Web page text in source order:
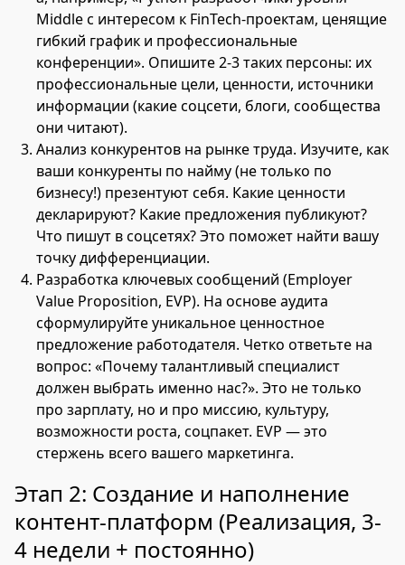
Middle с интересом к FinTech-проектам, ценящие
гибкий график и профессиональные
конференции». Опишите 2-3 таких персоны: их
профессиональные цели, ценности, источники
информации (какие соцсети, блоги, сообщества
они читают).
Анализ конкурентов на рынке труда. Изучите, как
ваши конкуренты по найму (не только по
бизнесу!) презентуют себя. Какие ценности
декларируют? Какие предложения публикуют?
Что пишут в соцсетях? Это поможет найти вашу
точку дифференциации.
Разработка ключевых сообщений (Employer
Value Proposition, EVP). На основе аудита
сформулируйте уникальное ценностное
предложение работодателя. Четко ответьте на
вопрос: «Почему талантливый специалист
должен выбрать именно нас?». Это не только
про зарплату, но и про миссию, культуру,
возможности роста, соцпакет. EVP — это
стержень всего вашего маркетинга.
Этап 2: Создание и наполнение
контент-платформ (Реализация, 3-
4 недели + постоянно)